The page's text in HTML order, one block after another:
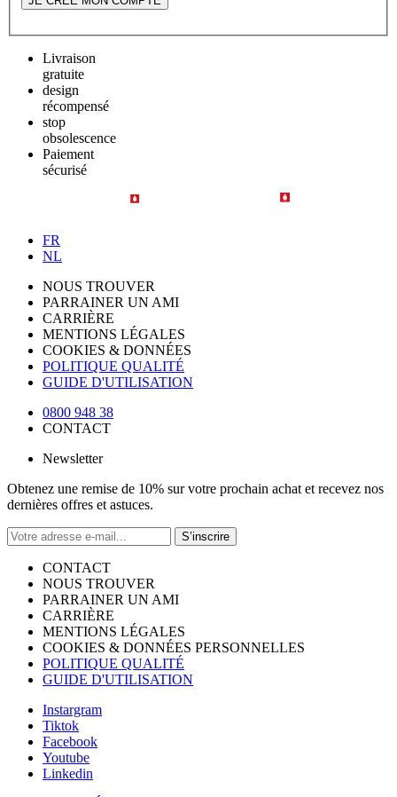
Livraison
gratuite
design
récompensé
stop
obsolescence
Paiement
sécurisé
FR
NL
NOUS TROUVER
PARRAINER UN AMI
CARRIÈRE
MENTIONS LÉGALES
COOKIES & DONNÉES
POLITIQUE QUALITÉ
GUIDE D'UTILISATION
0800 948 38
CONTACT
Newsletter
Obtenez une remise de 10% sur votre prochain achat et recevez nos
dernières offres et astuces.
S’inscrire
CONTACT
NOUS TROUVER
PARRAINER UN AMI
CARRIÈRE
MENTIONS LÉGALES
COOKIES & DONNÉES PERSONNELLES
POLITIQUE QUALITÉ
GUIDE D'UTILISATION
Instargram
Tiktok
Facebook
Youtube
Linkedin